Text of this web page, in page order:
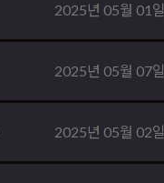
2025년 05월 01일
2025년 05월 07일
2025년 05월 02일